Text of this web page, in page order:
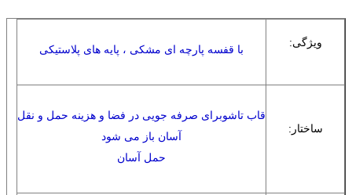
ویژگی:
با قفسه پارچه ای مشکی ، پایه های پلاستیکی
ساختار:
قاب تاشوبرای صرفه جویی در فضا و هزینه حمل و نقل
آسان باز می شود
حمل آسان